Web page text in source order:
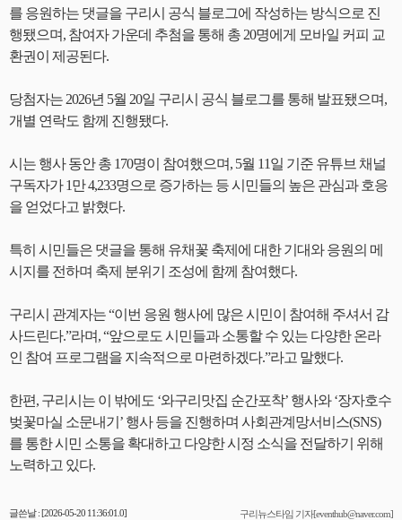
를 응원하는 댓글을 구리시 공식 블로그에 작성하는 방식으로 진
행됐으며, 참여자 가운데 추첨을 통해 총 20명에게 모바일 커피 교
환권이 제공된다.
당첨자는 2026년 5월 20일 구리시 공식 블로그를 통해 발표됐으며,
개별 연락도 함께 진행됐다.
시는 행사 동안 총 170명이 참여했으며, 5월 11일 기준 유튜브 채널
구독자가 1만 4,233명으로 증가하는 등 시민들의 높은 관심과 호응
을 얻었다고 밝혔다.
특히 시민들은 댓글을 통해 유채꽃 축제에 대한 기대와 응원의 메
시지를 전하며 축제 분위기 조성에 함께 참여했다.
구리시 관계자는 “이번 응원 행사에 많은 시민이 참여해 주셔서 감
사드린다.”라며, “앞으로도 시민들과 소통할 수 있는 다양한 온라
인 참여 프로그램을 지속적으로 마련하겠다.”라고 말했다.
한편, 구리시는 이 밖에도 ‘와구리맛집 순간포착’ 행사와 ‘장자호수
벚꽃마실 소문내기’ 행사 등을 진행하며 사회관계망서비스(SNS)
를 통한 시민 소통을 확대하고 다양한 시정 소식을 전달하기 위해
노력하고 있다.
글쓴날 : [2026-05-20 11:36:01.0] 구리뉴스타임 기자[eventhub@naver.com]